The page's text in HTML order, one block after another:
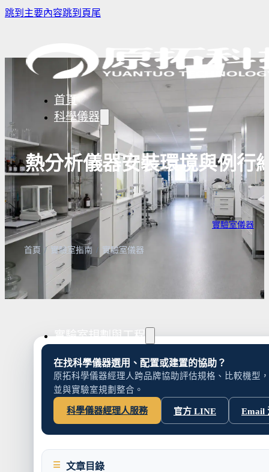
跳到主要內容跳到頁尾
首頁
科學儀器
備
樣品濃縮/乾燥前處理設備
微量分注吸管pipette
實驗室攪拌器 | 振盪機
實驗室過濾設備
超音波清洗機
實驗室冰箱 / 冷凍櫃
培養箱
高溫爐
生物安全
高壓滅
實驗室紫
真空幫浦
實驗室規劃與工程
實驗室建置服務
實驗桌規劃設計與訂製
實驗室周邊工程
地板鋪設工程
熱分析儀器安裝環境與例行
實驗室儀器 ·
首頁 / 實驗室指南 / 實驗室儀器
在找科學儀器選用、配置或建置的協助？
原拓科學儀器經理人跨品牌協助評估規格、比較機型，
並與實驗室規劃整合。
科學儀器經理人服務 官方 LINE Email
文章目錄